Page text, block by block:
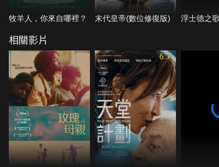
牧羊人，你來自哪裡？ 末代皇帝(數位修復版) 浮士德之
相關影片
6.7